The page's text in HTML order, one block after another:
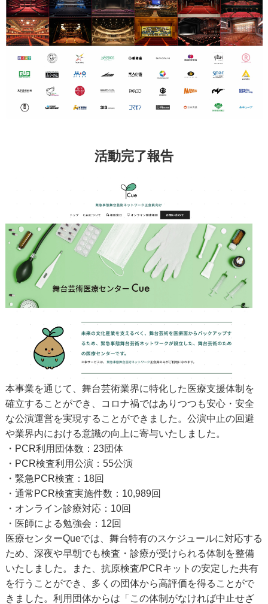
活動完了報告
本事業を通じて、舞台芸術業界に特化した医療支援体制を
確立することができ、コロナ禍ではありつつも安心・安全
な公演運営を実現することができました。公演中止の回避
や業界内における意識の向上に寄与いたしました。
・PCR利用団体数：23団体
・PCR検査利用公演：55公演
・緊急PCR検査：18回
・通常PCR検査実施件数：10,989回
・オンライン診療対応：10回
・医師による勉強会：12回
医療センターQueでは、舞台特有のスケジュールに対応する
ため、深夜や早朝でも検査・診療が受けられる体制を整備
いたしました。また、抗原検査/PCRキットの安定した共有
を行うことができ、多くの団体から高評価を得ることがで
きました。利用団体からは「この体制がなければ中止せざ